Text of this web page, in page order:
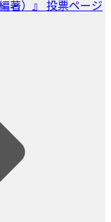
著）』 投票ページ